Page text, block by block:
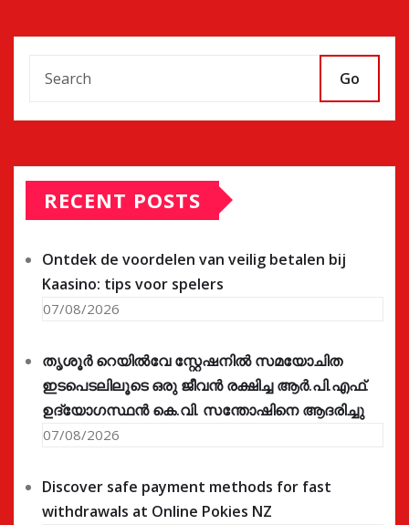
Go
RECENT POSTS
Ontdek de voordelen van veilig betalen bij
Kaasino: tips voor spelers
07/08/2026
തൃശൂർ റെയിൽവേ സ്റ്റേഷനിൽ സമയോചിത
ഇടപെടലിലൂടെ ഒരു ജീവൻ രക്ഷിച്ച ആർ.പി.എഫ്.
ഉദ്യോഗസ്ഥൻ കെ.വി. സന്തോഷിനെ ആദരിച്ചു
07/08/2026
Discover safe payment methods for fast
withdrawals at Online Pokies NZ